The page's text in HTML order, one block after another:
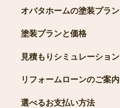
オバタホームの塗装プラン
塗装プランと価格
見積もりシミュレーション
リフォームローンのご案内
選べるお支払い方法